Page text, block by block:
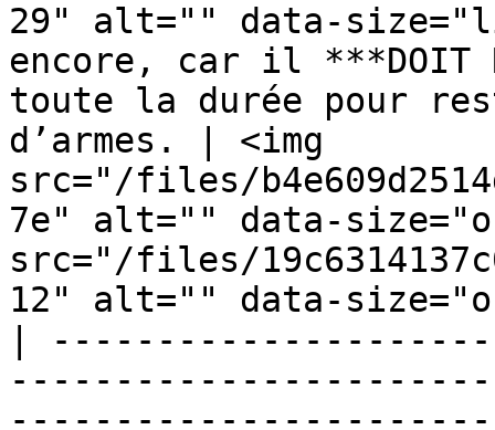
29" alt="" data-
encore, car il ***DOIT
toute la durée pour
d’armes. | <img
src="/files/
7e" alt="" data-
src="/files/
12" alt="" data-
|